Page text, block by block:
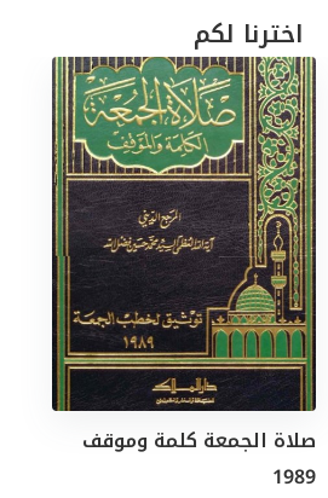
اخترنا لكم
صلاة الجمعة كلمة وموقف
1989